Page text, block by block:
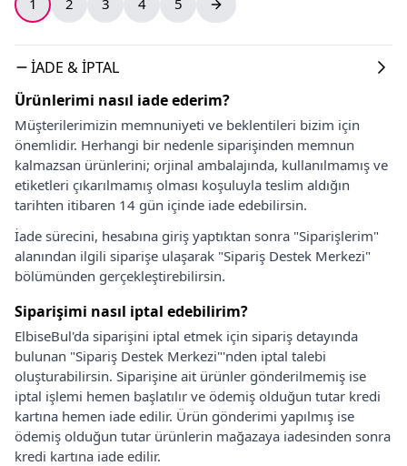
1 2 3 4 5
İADE & İPTAL
Ürünlerimi nasıl iade ederim?
Müşterilerimizin memnuniyeti ve beklentileri bizim için
önemlidir. Herhangi bir nedenle siparişinden memnun
kalmazsan ürünlerini; orjinal ambalajında, kullanılmamış ve
etiketleri çıkarılmamış olması koşuluyla teslim aldığın
tarihten itibaren 14 gün içinde iade edebilirsin.
İade sürecini, hesabına giriş yaptıktan sonra "Siparişlerim"
alanından ilgili siparişe ulaşarak "Sipariş Destek Merkezi"
bölümünden gerçekleştirebilirsin.
Siparişimi nasıl iptal edebilirim?
ElbiseBul'da siparişini iptal etmek için sipariş detayında
bulunan "Sipariş Destek Merkezi"'nden iptal talebi
oluşturabilirsin. Siparişine ait ürünler gönderilmemiş ise
iptal işlemi hemen başlatılır ve ödemiş olduğun tutar kredi
kartına hemen iade edilir. Ürün gönderimi yapılmış ise
ödemiş olduğun tutar ürünlerin mağazaya iadesinden sonra
kredi kartına iade edilir.